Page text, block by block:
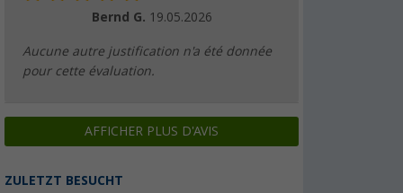
Bernd G. 19.05.2026
Aucune autre justification n'a été donnée
pour cette évaluation.
AFFICHER PLUS D'AVIS
ZULETZT BESUCHT